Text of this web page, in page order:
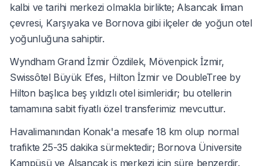
kalbi ve tarihi merkezi olmakla birlikte; Alsancak liman
çevresi, Karşıyaka ve Bornova gibi ilçeler de yoğun otel
yoğunluğuna sahiptir.
Wyndham Grand İzmir Özdilek, Mövenpick İzmir,
Swissôtel Büyük Efes, Hilton İzmir ve DoubleTree by
Hilton başlıca beş yıldızlı otel isimleridir; bu otellerin
tamamına sabit fiyatlı özel transferimiz mevcuttur.
Havalimanından Konak'a mesafe 18 km olup normal
trafikte 25-35 dakika sürmektedir; Bornova Üniversite
Kampüsü ve Alsancak iş merkezi için süre benzerdir.